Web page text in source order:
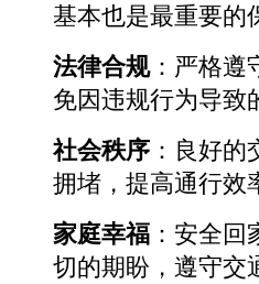
基本也是最重要的
法律合规：严格遵
免因违规行为导致
社会秩序 ：良好
拥堵，提高通行效
家庭幸福 ：安全
切的期盼，遵守交